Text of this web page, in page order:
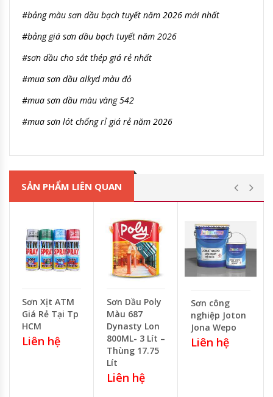
#bảng màu sơn dầu bạch tuyết năm 2026 mới nhất
#bảng giá sơn dầu bạch tuyết năm 2026
#sơn dầu cho sắt thép giá rẻ nhất
#mua sơn dầu alkyd màu đỏ
#mua sơn dầu màu vàng 542
#mua sơn lót chống rỉ giá rẻ năm 2026
SẢN PHẨM LIÊN QUAN
Sơn Xịt ATM
Giá Rẻ Tại Tp
HCM
Liên hệ
Sơn Dầu Poly
Màu 687
Dynasty Lon
800ML- 3 Lít –
Thùng 17.75
Lít
Liên hệ
Sơn công
nghiệp Joton
Jona Wepo
Liên hệ